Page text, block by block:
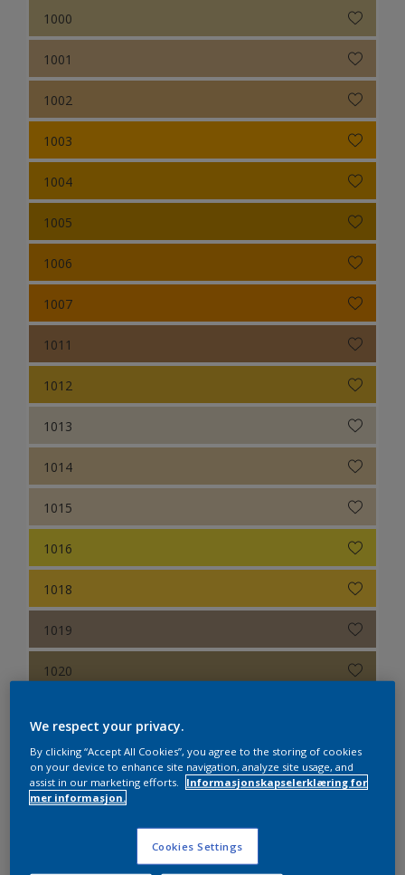
Colour Futures 2023
Bright Skies™ - Nordsjö Colour of the Year 2022
Colour Futures 20
Colour Futures 19
Colour Futures 18
Colour Futures 21
1000
1001
1002
1003
1004
1005
1006
1007
1011
1012
1013
1014
1015
1016
1018
1019
1020
1023
1024
We respect your privacy.
By clicking “Accept All Cookies”, you agree to the storing of cookies
on your device to enhance site navigation, analyze site usage, and
assist in our marketing efforts.
Informasjonskapselerklæring for
mer informasjon.
Cookies Settings